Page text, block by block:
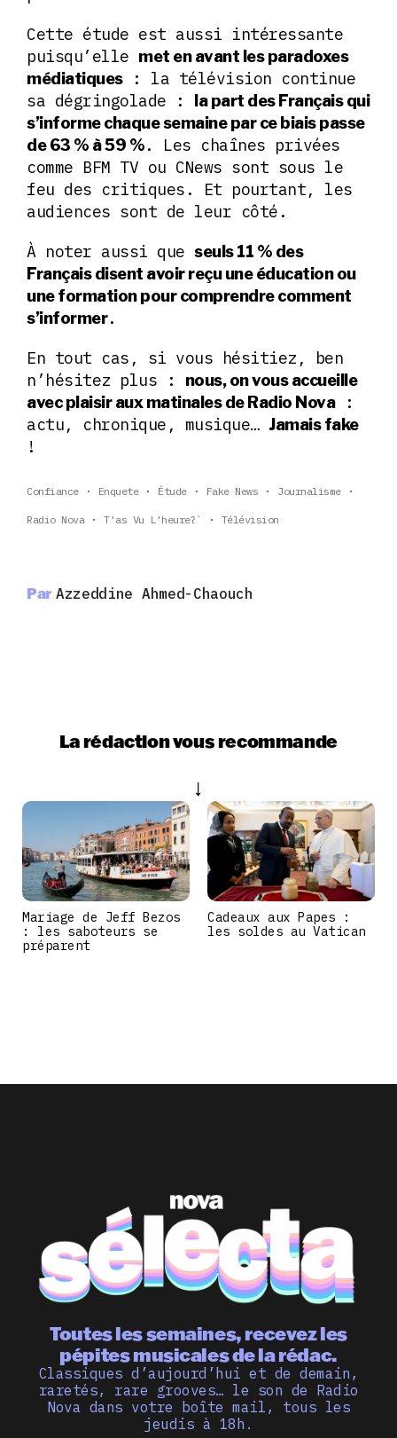
Cette étude est aussi intéressante
puisqu’elle met en avant les paradoxes
médiatiques: la télévision continue
sa dégringolade : la part des Français qui
s’informe chaque semaine par ce biais passe
de 63 % à 59 %. Les chaînes privées
comme BFM TV ou CNews sont sous le
feu des critiques. Et pourtant, les
audiences sont de leur côté.
À noter aussi que seuls 11 % des
Français disent avoir reçu une éducation ou
une formation pour comprendre comment
s’informer.
En tout cas, si vous hésitiez, ben
n’hésitez plus :
nous, on vous accueille
avec plaisir aux matinales de Radio Nova:
actu, chronique, musique… Jamais fake
!
Confiance Enquete Étude Fake News Journalisme
Radio Nova T'as Vu L'heure?` Télévision
Par Azzeddine Ahmed-Chaouch
La rédaction vous recommande
Mariage de Jeff Bezos
: les saboteurs se
préparent
Cadeaux aux Papes :
les soldes au Vatican
Toutes les semaines, recevez les
pépites musicales de la rédac.
Classiques d’aujourd’hui et de demain,
raretés, rare grooves… le son de Radio
Nova dans votre boîte mail, tous les
jeudis à 18h.